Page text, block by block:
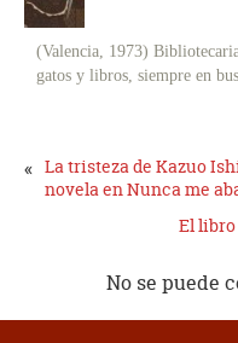
(Valencia, 1973)
gatos y libros, siempre en
« La tristeza de Kazuo
novela en Nunca me
El
No se puede